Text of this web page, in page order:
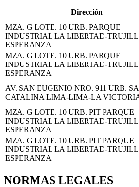
Dirección
MZA. G LOTE. 10 URB. PARQUE
INDUSTRIAL LA LIBERTAD-
ESPERANZA
MZA. G LOTE. 10 URB. PARQUE
INDUSTRIAL LA LIBERTAD-
ESPERANZA
AV. SAN EUGENIO NRO. 911 URB.
CATALINA LIMA-LIMA-LA
MZA. G LOTE. 10 URB. PIT PARQUE
INDUSTRIAL LA LIBERTAD-
ESPERANZA
MZA. G LOTE. 10 URB. PIT PARQUE
INDUSTRIAL LA LIBERTAD-
ESPERANZA
NORMAS LEGALES